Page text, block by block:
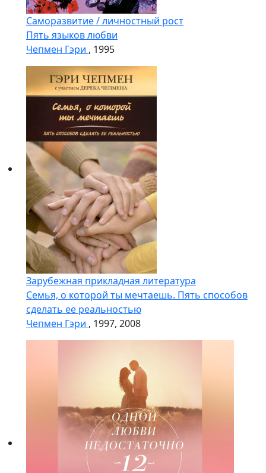
Саморазвитие / личностный рост
Пять языков любви
Чепмен Гэри , 1995
Зарубежная прикладная литература
Семья, о которой ты мечтаешь. Пять способов
сделать ее реальностью
Чепмен Гэри , 1997, 2008